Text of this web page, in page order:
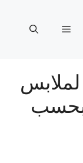
القائمة
بحسب